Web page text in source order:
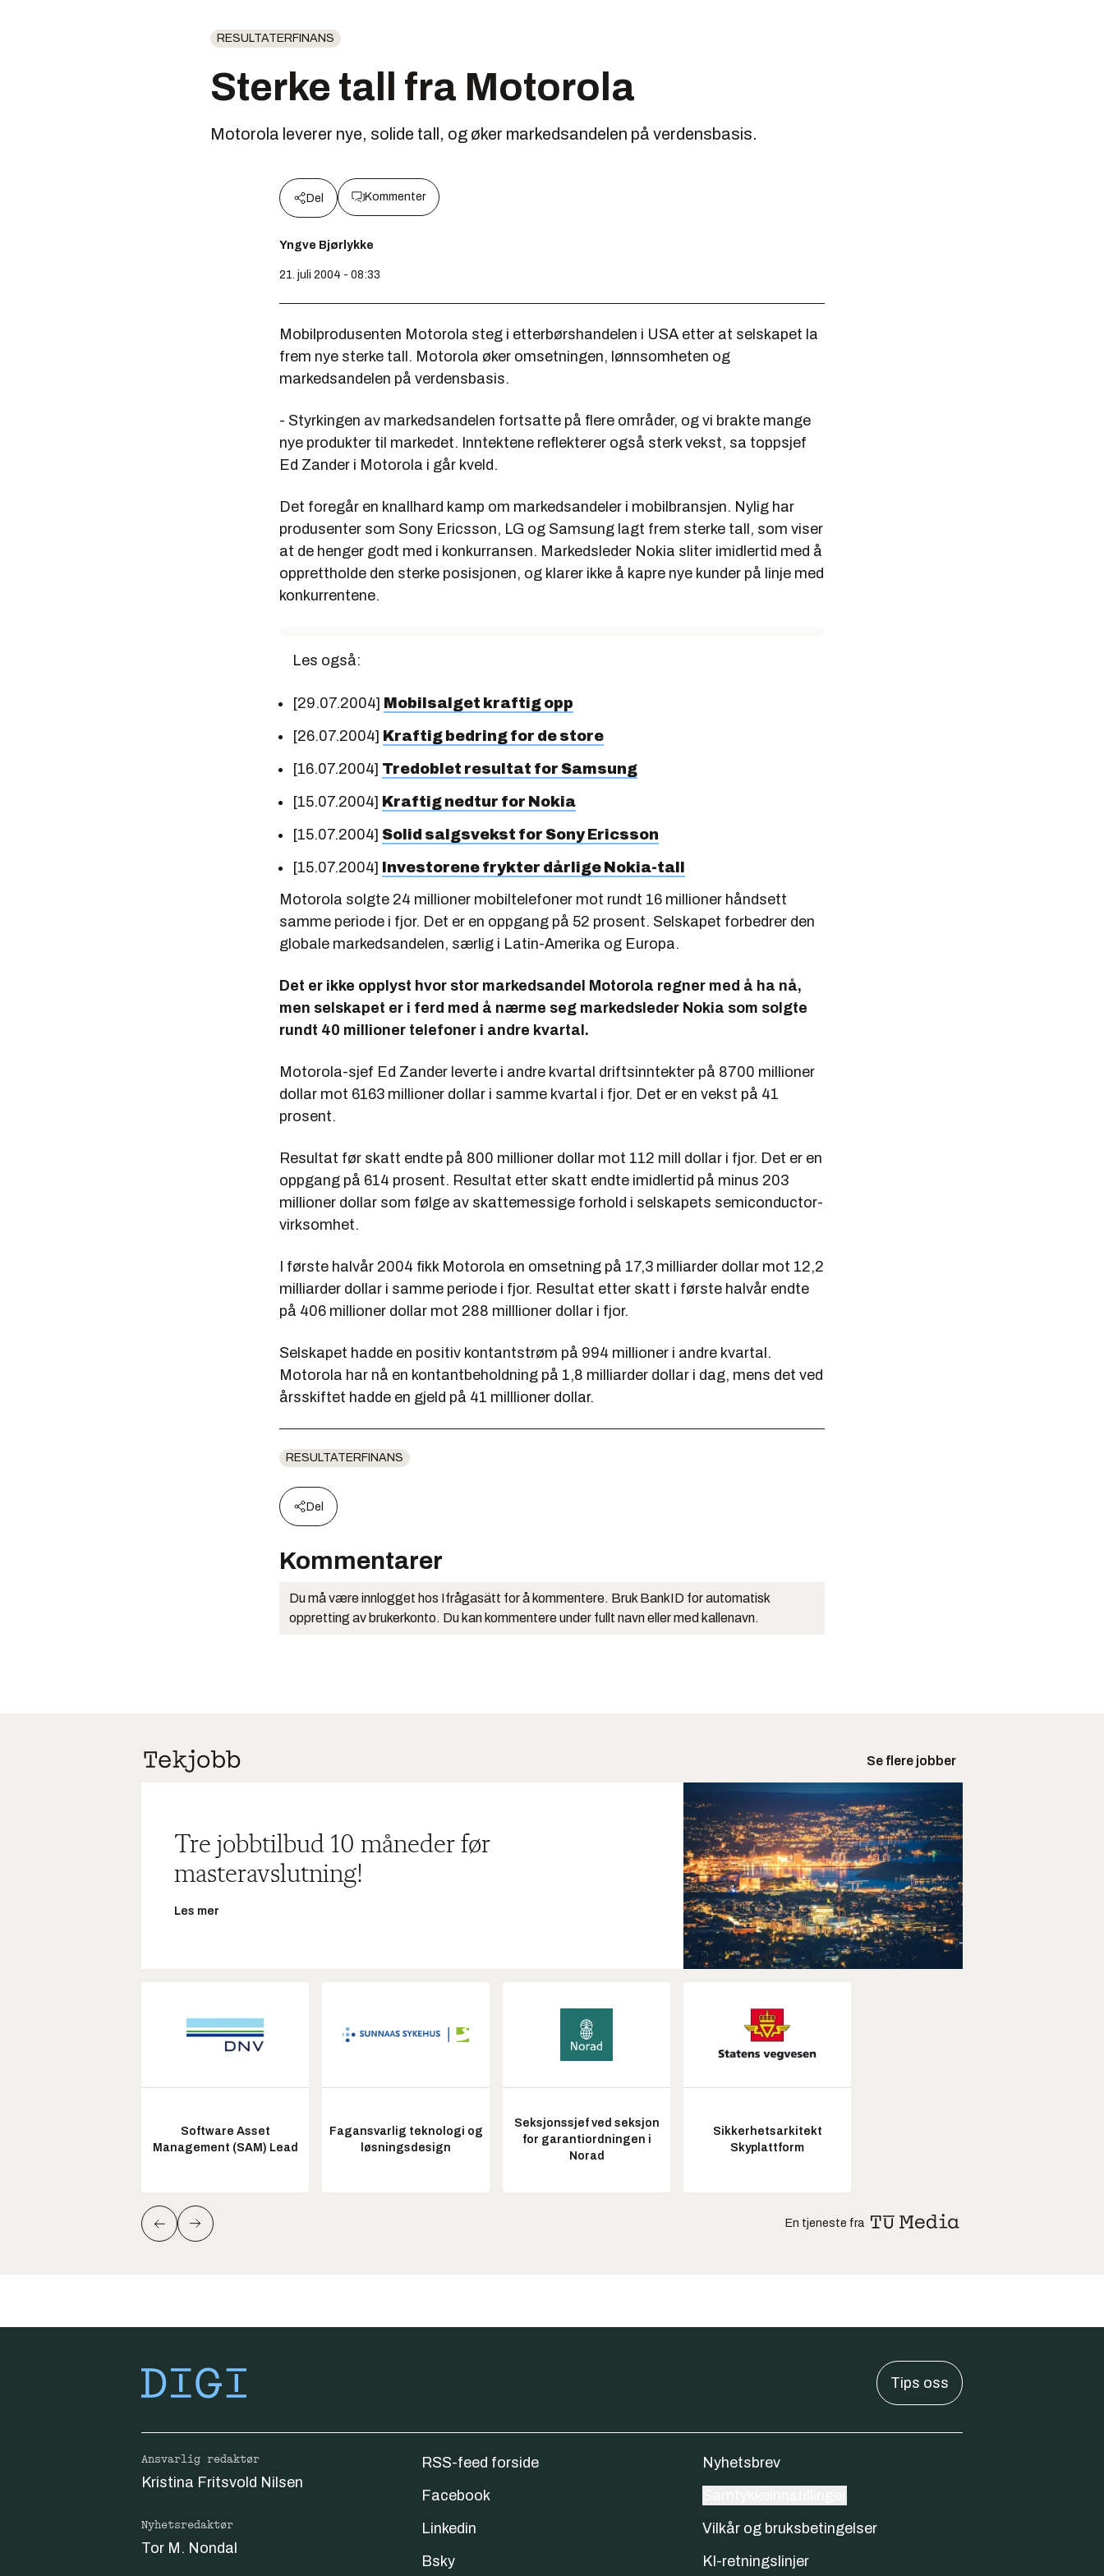
RESULTATERFINANS
Sterke tall fra Motorola
Motorola leverer nye, solide tall, og øker markedsandelen på verdensbasis.
Del Kommenter
Yngve Bjørlykke
21. juli 2004 - 08:33
Mobilprodusenten Motorola steg i etterbørshandelen i USA etter at selskapet la
frem nye sterke tall. Motorola øker omsetningen, lønnsomheten og
markedsandelen på verdensbasis.
- Styrkingen av markedsandelen fortsatte på flere områder, og vi brakte mange
nye produkter til markedet. Inntektene reflekterer også sterk vekst, sa toppsjef
Ed Zander i Motorola i går kveld.
Det foregår en knallhard kamp om markedsandeler i mobilbransjen. Nylig har
produsenter som Sony Ericsson, LG og Samsung lagt frem sterke tall, som viser
at de henger godt med i konkurransen. Markedsleder Nokia sliter imidlertid med å
opprettholde den sterke posisjonen, og klarer ikke å kapre nye kunder på linje med
konkurrentene.
Les også:
[29.07.2004] Mobilsalget kraftig opp
[26.07.2004] Kraftig bedring for de store
[16.07.2004] Tredoblet resultat for Samsung
[15.07.2004] Kraftig nedtur for Nokia
[15.07.2004] Solid salgsvekst for Sony Ericsson
[15.07.2004]
Investorene frykter dårlige Nokia-tall
Motorola solgte 24 millioner mobiltelefoner mot rundt 16 millioner håndsett
samme periode i fjor. Det er en oppgang på 52 prosent. Selskapet forbedrer den
globale markedsandelen, særlig i Latin-Amerika og Europa.
Det er ikke opplyst hvor stor markedsandel Motorola regner med å ha nå,
men selskapet er i ferd med å nærme seg markedsleder Nokia som solgte
rundt 40 millioner telefoner i andre kvartal.
Motorola-sjef Ed Zander leverte i andre kvartal driftsinntekter på 8700 millioner
dollar mot 6163 millioner dollar i samme kvartal i fjor. Det er en vekst på 41
prosent.
Resultat før skatt endte på 800 millioner dollar mot 112 mill dollar i fjor. Det er en
oppgang på 614 prosent. Resultat etter skatt endte imidlertid på minus 203
millioner dollar som følge av skattemessige forhold i selskapets semiconductor-
virksomhet.
I første halvår 2004 fikk Motorola en omsetning på 17,3 milliarder dollar mot 12,2
milliarder dollar i samme periode i fjor. Resultat etter skatt i første halvår endte
på 406 millioner dollar mot 288 milllioner dollar i fjor.
Selskapet hadde en positiv kontantstrøm på 994 millioner i andre kvartal.
Motorola har nå en kontantbeholdning på 1,8 milliarder dollar i dag, mens det ved
årsskiftet hadde en gjeld på 41 milllioner dollar.
RESULTATERFINANS
Del
Kommentarer
Du må være innlogget hos Ifrågasätt for å kommentere. Bruk BankID for automatisk
oppretting av brukerkonto. Du kan kommentere under fullt navn eller med kallenavn.
Se flere jobber
Tre jobbtilbud 10 måneder før
masteravslutning!
Les mer
Software Asset
Management (SAM) Lead
Fagansvarlig teknologi og
løsningsdesign
Seksjonssjef ved seksjon
for garantiordningen i
Norad
Sikkerhetsarkitekt
Skyplattform
En tjeneste fra
Tips oss
Ansvarlig redaktør
Kristina Fritsvold Nilsen
Nyhetsredaktør
Tor M. Nondal
RSS-feed forside
Facebook
Linkedin
Bsky
Nyhetsbrev
Vilkår og bruksbetingelser
KI-retningslinjer